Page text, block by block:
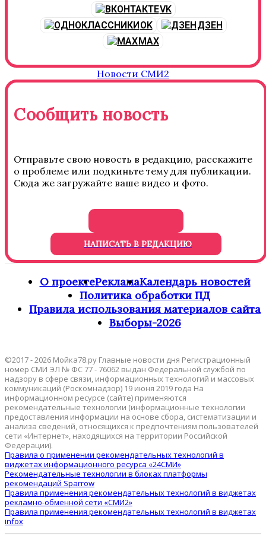
VK
OK
ДЗЕН
MAX
Новости СМИ2
Сообщить новость
Отправьте свою новость в редакцию, расскажите
о проблеме или подкиньте тему для публикации.
Сюда же загружайте ваше видео и фото.
НАПИСАТЬ В РЕДАКЦИЮ
О проектеРекламаКалендарь новостей
Политика обработки ПД
Правила использования материалов сайта
Выборы-2026
©2017 - 2026 Мойка78.ру Главные новости дня Регистрационный
номер СМИ ЭЛ № ФС 77 - 76062 выдан Федеральной службой по
надзору в сфере связи, информационных технологий и массовых
коммуникаций (Роскомнадзор) 19 июня 2019 года На
информационном ресурсе (сайте) применяются
рекомендательные технологии (информационные технологии
предоставления информации на основе сбора, систематизации и
анализа сведений, относящихся к предпочтениям пользователей
сети «Интернет», находящихся на территории Российской
Федерации).
Правила о применении рекомендательных технологий в
виджетах информационного ресурса «24СМИ»
Рекомендательные технологии в блоках платформы
рекомендаций Sparrow
Правила применения рекомендательных технологий в виджетах
рекламно-обменной сети «СМИ2»
Правила применения рекомендательных технологий в виджетах
infox